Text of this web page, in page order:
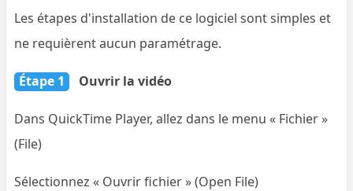
Les étapes d'installation de ce logiciel sont simples et
ne requièrent aucun paramétrage.
Étape 1 Ouvrir la vidéo
Dans QuickTime Player, allez dans le menu « Fichier »
(File)
Sélectionnez « Ouvrir fichier » (Open File)